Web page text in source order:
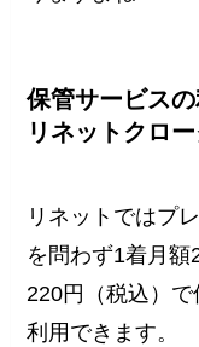
保管サービス
リネットクロー
リネットではプ
を問わず1着月
220円（税込）
利用できます。